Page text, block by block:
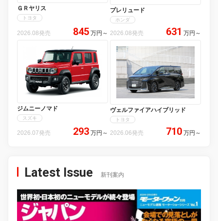
ＧＲヤリス
トヨタ
2026.08発売 845 万円 ～
プレリュード
ホンダ
2026.08発売 631 万円 ～
ジムニーノマド
スズキ
2026.07発売 293 万円 ～
ヴェルファイアハイブリッド
トヨタ
2026.06発売 710 万円 ～
Latest Issue 新刊案内